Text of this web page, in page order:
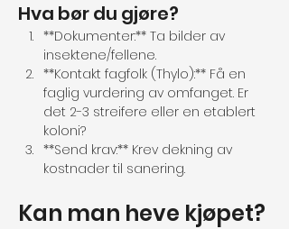
Hva bør du gjøre?
**Dokumenter:** Ta bilder av
insektene/fellene.
**Kontakt fagfolk (Thylo):** Få en
faglig vurdering av omfanget. Er
det 2-3 streifere eller en etablert
koloni?
**Send krav:** Krev dekning av
kostnader til sanering.
Kan man heve kjøpet?